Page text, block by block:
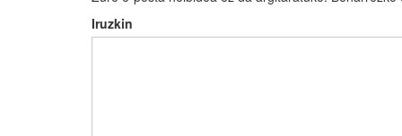
Iruzkin